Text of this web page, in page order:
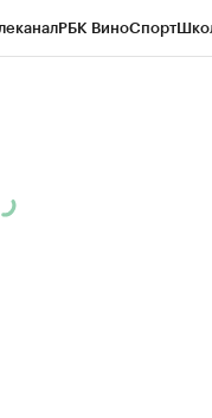
РБК ВиноСпорт